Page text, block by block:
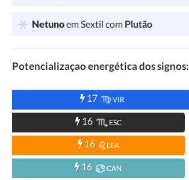
Netunoem Sextil com Plutão
Potencializaçao energética dos signos:
17 VIR
16 ESC
16 LEA
16 CAN